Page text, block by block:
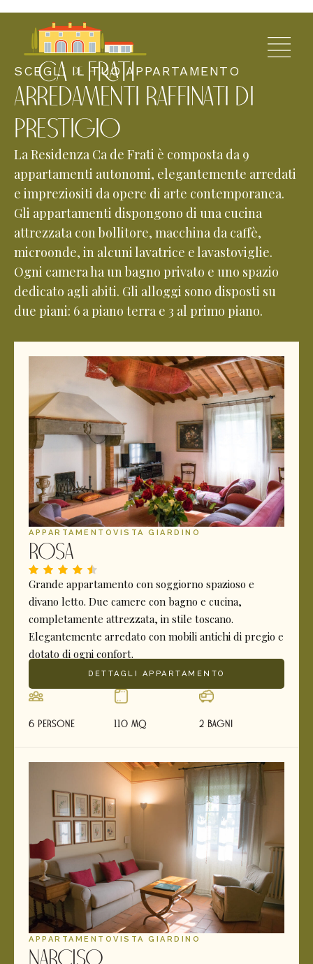
SCEGLI IL TUO APPARTAMENTO
Arredamenti raffinati di
prestigio
La Residenza Ca de Frati è composta da 9
appartamenti autonomi, elegantemente arredati
e impreziositi da opere di arte contemporanea.
Gli appartamenti dispongono di una cucina
attrezzata con bollitore, macchina da caffè,
microonde, in alcuni lavatrice e lavastoviglie.
Ogni camera ha un bagno privato e uno spazio
dedicato agli abiti. Gli alloggi sono disposti su
due piani: 6 a piano terra e 3 al primo piano.
APPARTAMENTO VISTA GIARDINO
Rosa
Grande appartamento con soggiorno spazioso e
divano letto. Due camere con bagno e cucina,
completamente attrezzata, in stile toscano.
Elegantemente arredato con mobili antichi di pregio e
dotato di ogni confort.
DETTAGLI APPARTAMENTO
6 Persone 110 mq 2 Bagni
APPARTAMENTO VISTA GIARDINO
Narciso